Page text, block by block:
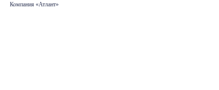
Компания «Атлант»